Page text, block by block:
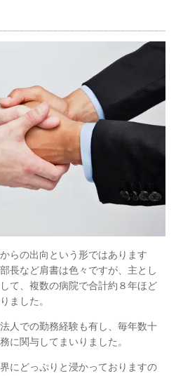
らの出向という形ではあります
長など肩書は色々ですが、主とし
て、複数の病院で合計約８年ほど
ました。
人での勤務経験も有し、毎年数十
に関与してまいりました。
にどっぷりと浸かっておりますの